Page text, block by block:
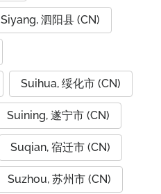
Siyang, 泗阳县 (CN)
Suihua, 绥化市 (CN)
Suining, 遂宁市 (CN)
Suqian, 宿迁市 (CN)
Suzhou, 苏州市 (CN)